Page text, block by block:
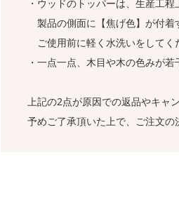
・ウッドのトッパーは、生産工程
製品の側面に【焦げ色】が付着
ご使用前に軽く水洗いをしてく
・一点一点、木目や木の色みが若
上記の2点が原因での返品やキャ
予めご了承頂いた上で、ご注文の